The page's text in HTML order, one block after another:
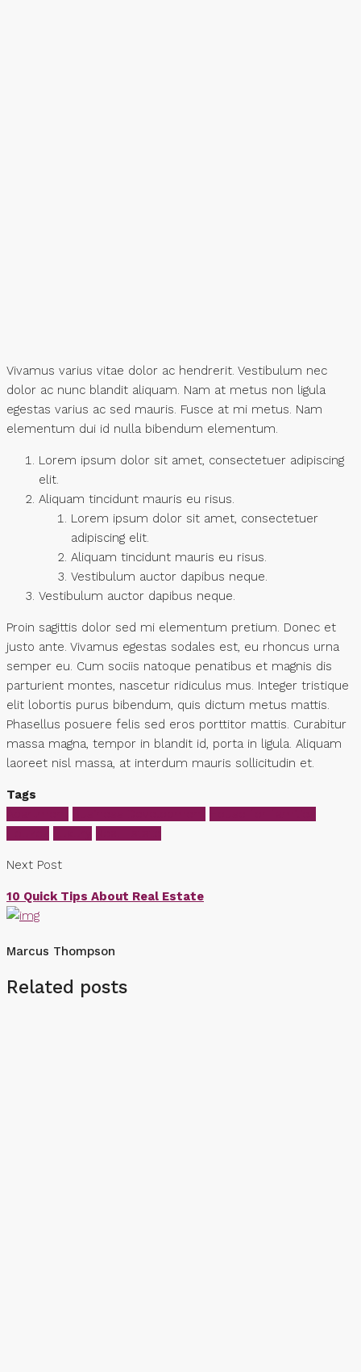
Vivamus varius vitae dolor ac hendrerit. Vestibulum nec
dolor ac nunc blandit aliquam. Nam at metus non ligula
egestas varius ac sed mauris. Fusce at mi metus. Nam
elementum dui id nulla bibendum elementum.
Lorem ipsum dolor sit amet, consectetuer adipiscing
elit.
Aliquam tincidunt mauris eu risus.
Lorem ipsum dolor sit amet, consectetuer
adipiscing elit.
Aliquam tincidunt mauris eu risus.
Vestibulum auctor dapibus neque.
Vestibulum auctor dapibus neque.
Proin sagittis dolor sed mi elementum pretium. Donec et
justo ante. Vivamus egestas sodales est, eu rhoncus urna
semper eu. Cum sociis natoque penatibus et magnis dis
parturient montes, nascetur ridiculus mus. Integer tristique
elit lobortis purus bibendum, quis dictum metus mattis.
Phasellus posuere felis sed eros porttitor mattis. Curabitur
massa magna, tempor in blandit id, porta in ligula. Aliquam
laoreet nisl massa, at interdum mauris sollicitudin et.
Tags
Next Post
10 Quick Tips About Real Estate
Marcus Thompson
Related posts